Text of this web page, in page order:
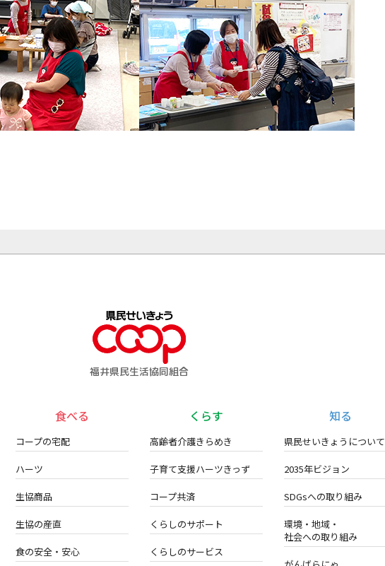
福井県民生活協同組合
食べる
コープの宅配
ハーツ
生協商品
生協の産直
食の安全・安心
くらす
高齢者介護きらめき
子育て支援ハーツきっず
コープ共済
くらしのサポート
くらしのサービス
知る
県民せいきょうについて
2035年ビジョン
SDGsへの取り組み
環境・地域・
社会への取り組み